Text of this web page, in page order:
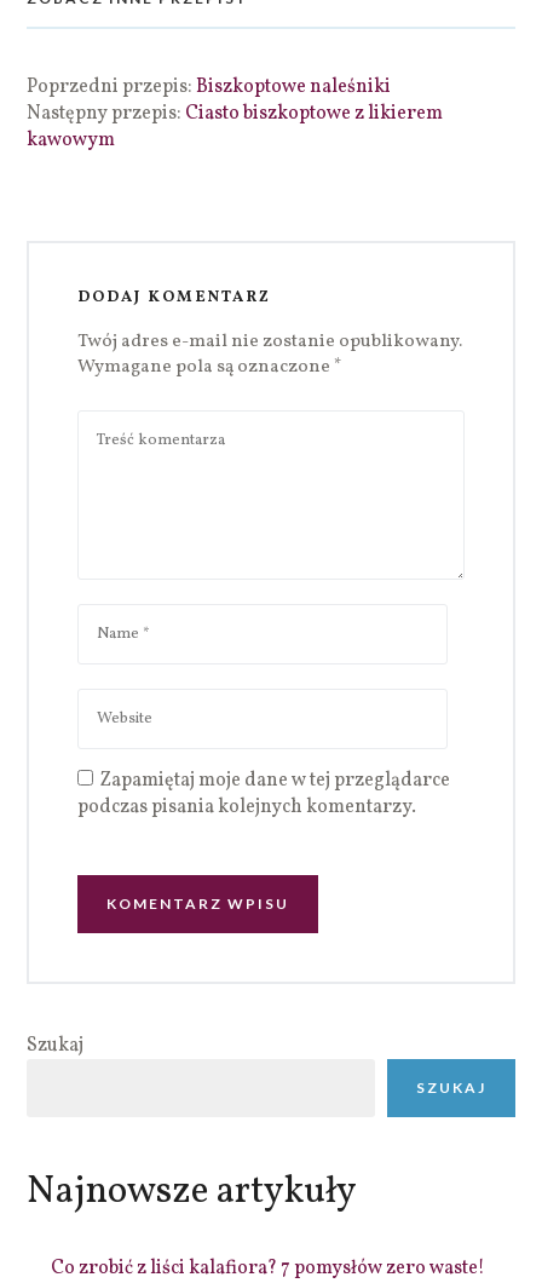
Poprzedni przepis:Biszkoptowe naleśniki
Następny przepis: Ciasto biszkoptowe z likierem
kawowym
DODAJ KOMENTARZ
Twój adres e-mail nie zostanie opublikowany.
Wymagane pola są oznaczone *
Zapamiętaj moje dane w tej przeglądarce
podczas pisania kolejnych komentarzy.
Szukaj
SZUKAJ
Najnowsze artykuły
Co zrobić z liści kalafiora? 7 pomysłów zero waste!